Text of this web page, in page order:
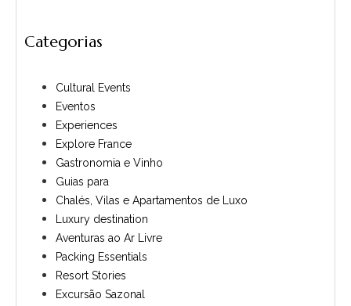
Categorias
Cultural Events
Eventos
Experiences
Explore France
Gastronomia e Vinho
Guias para
Chalés, Vilas e Apartamentos de Luxo
Luxury destination
Aventuras ao Ar Livre
Packing Essentials
Resort Stories
Excursão Sazonal